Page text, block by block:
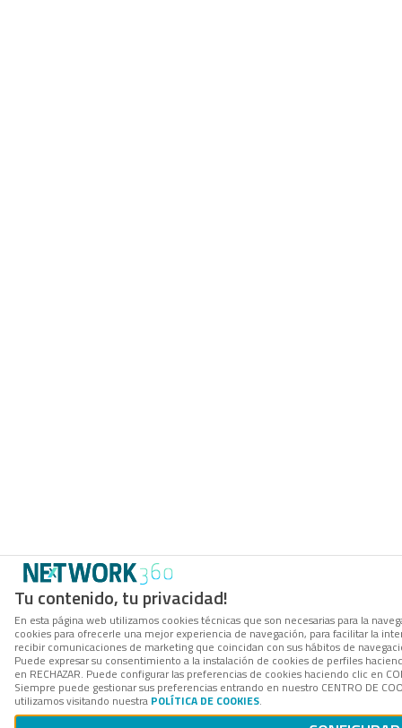
Tu contenido, tu privacidad!
En esta página web utilizamos cookies técnicas que son necesarias para la
cookies para ofrecerle una mejor experiencia de navegación, para facilitar la
recibir comunicaciones de marketing que coincidan con sus hábitos de
Puede expresar su consentimiento a la instalación de cookies de perfiles
en RECHAZAR. Puede configurar las preferencias de cookies haciendo clic en
Siempre puede gestionar sus preferencias entrando en nuestro CENTRO DE
utilizamos visitando nuestra POLÍTICA DE COOKIES.